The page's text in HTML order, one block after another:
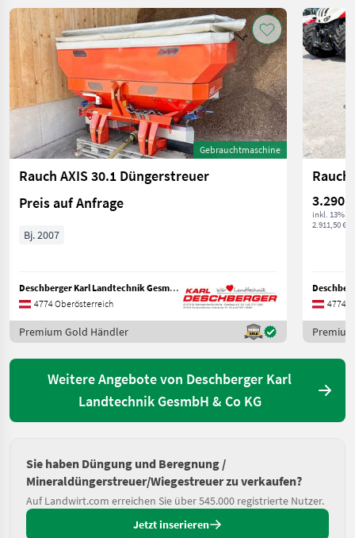
Gebrauchtmaschine
Rauch AXIS 30.1 Düngerstreuer
Preis auf Anfrage
Bj. 2007
Deschberger Karl Landtechnik GesmbH & Co KG
4774 Oberösterreich
Premium Gold Händler
Rauch
3.290 €
inkl. 13%
2.911,50 €
4774
Weitere Angebote von Deschberger Karl
Landtechnik GesmbH & Co KG
Sie haben Düngung und Beregnung /
Mineraldüngerstreuer/Wiegestreuer zu verkaufen?
Auf Landwirt.com erreichen Sie über 545.000 registrierte Nutzer.
Jetzt inserieren